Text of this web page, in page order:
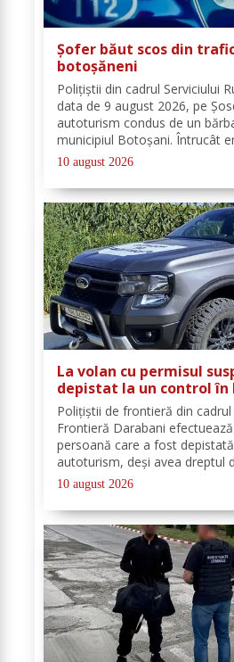
Șofer băut scos din
botoșăneni
Polițiștii din cadrul Serviciului
data de 9 august 2026, pe
autoturism condus de un
municipiul Botoșani. Întrucât
a fost testat cu aparatul
fiind de 0,93 mg/l alcool pur în...
10 august 2026
La volan cu permisul
depistat la un control în
Poliţiştii de frontieră din
Frontieră Darabani
persoană care a fost
autoturism, deşi avea dreptul
suspendat. În data de 08
08.30, polițiști de frontieră din
10 august 2026